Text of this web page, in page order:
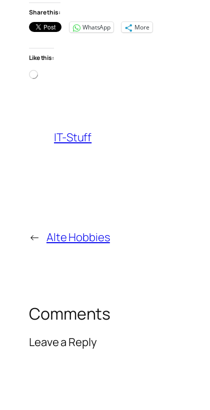
Share this:
WhatsApp
More
Like this:
IT-Stuff
← Alte Hobbies
Comments
Leave a Reply